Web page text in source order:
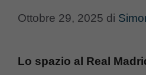
Ottobre 29, 2025 di
Lo spazio al Real